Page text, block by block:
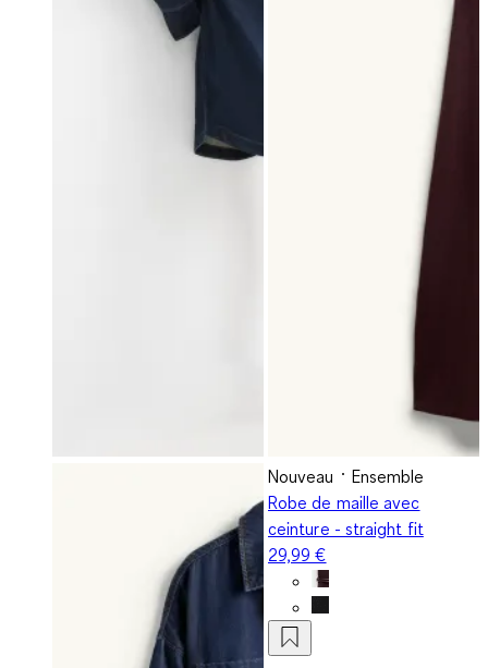
Nouveau
Ensemble
Robe de maille avec
ceinture - straight fit
29,99 €